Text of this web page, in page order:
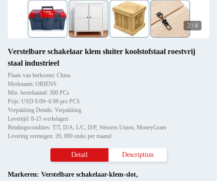
2 / 4
Verstelbare schakelaar klem sluiter koolstofstaal roestvrij
staal industrieel
Plaats van herkomst: China
Merknaam: ORIENS
Min. bestelaantal: 300 PCs
Prijs: USD 0.09~0.99 pro PCS
Verpakking Details: Verpakking
Levertijd: 8-15 werkdagen
Betalingscondities: T/T, D/A, L/C, D/P, Western Union, MoneyGram
Levering vermogen: 20, 000 stuks per maand
Detail Description
Markeren: Verstelbare schakelaar-klem-slot,